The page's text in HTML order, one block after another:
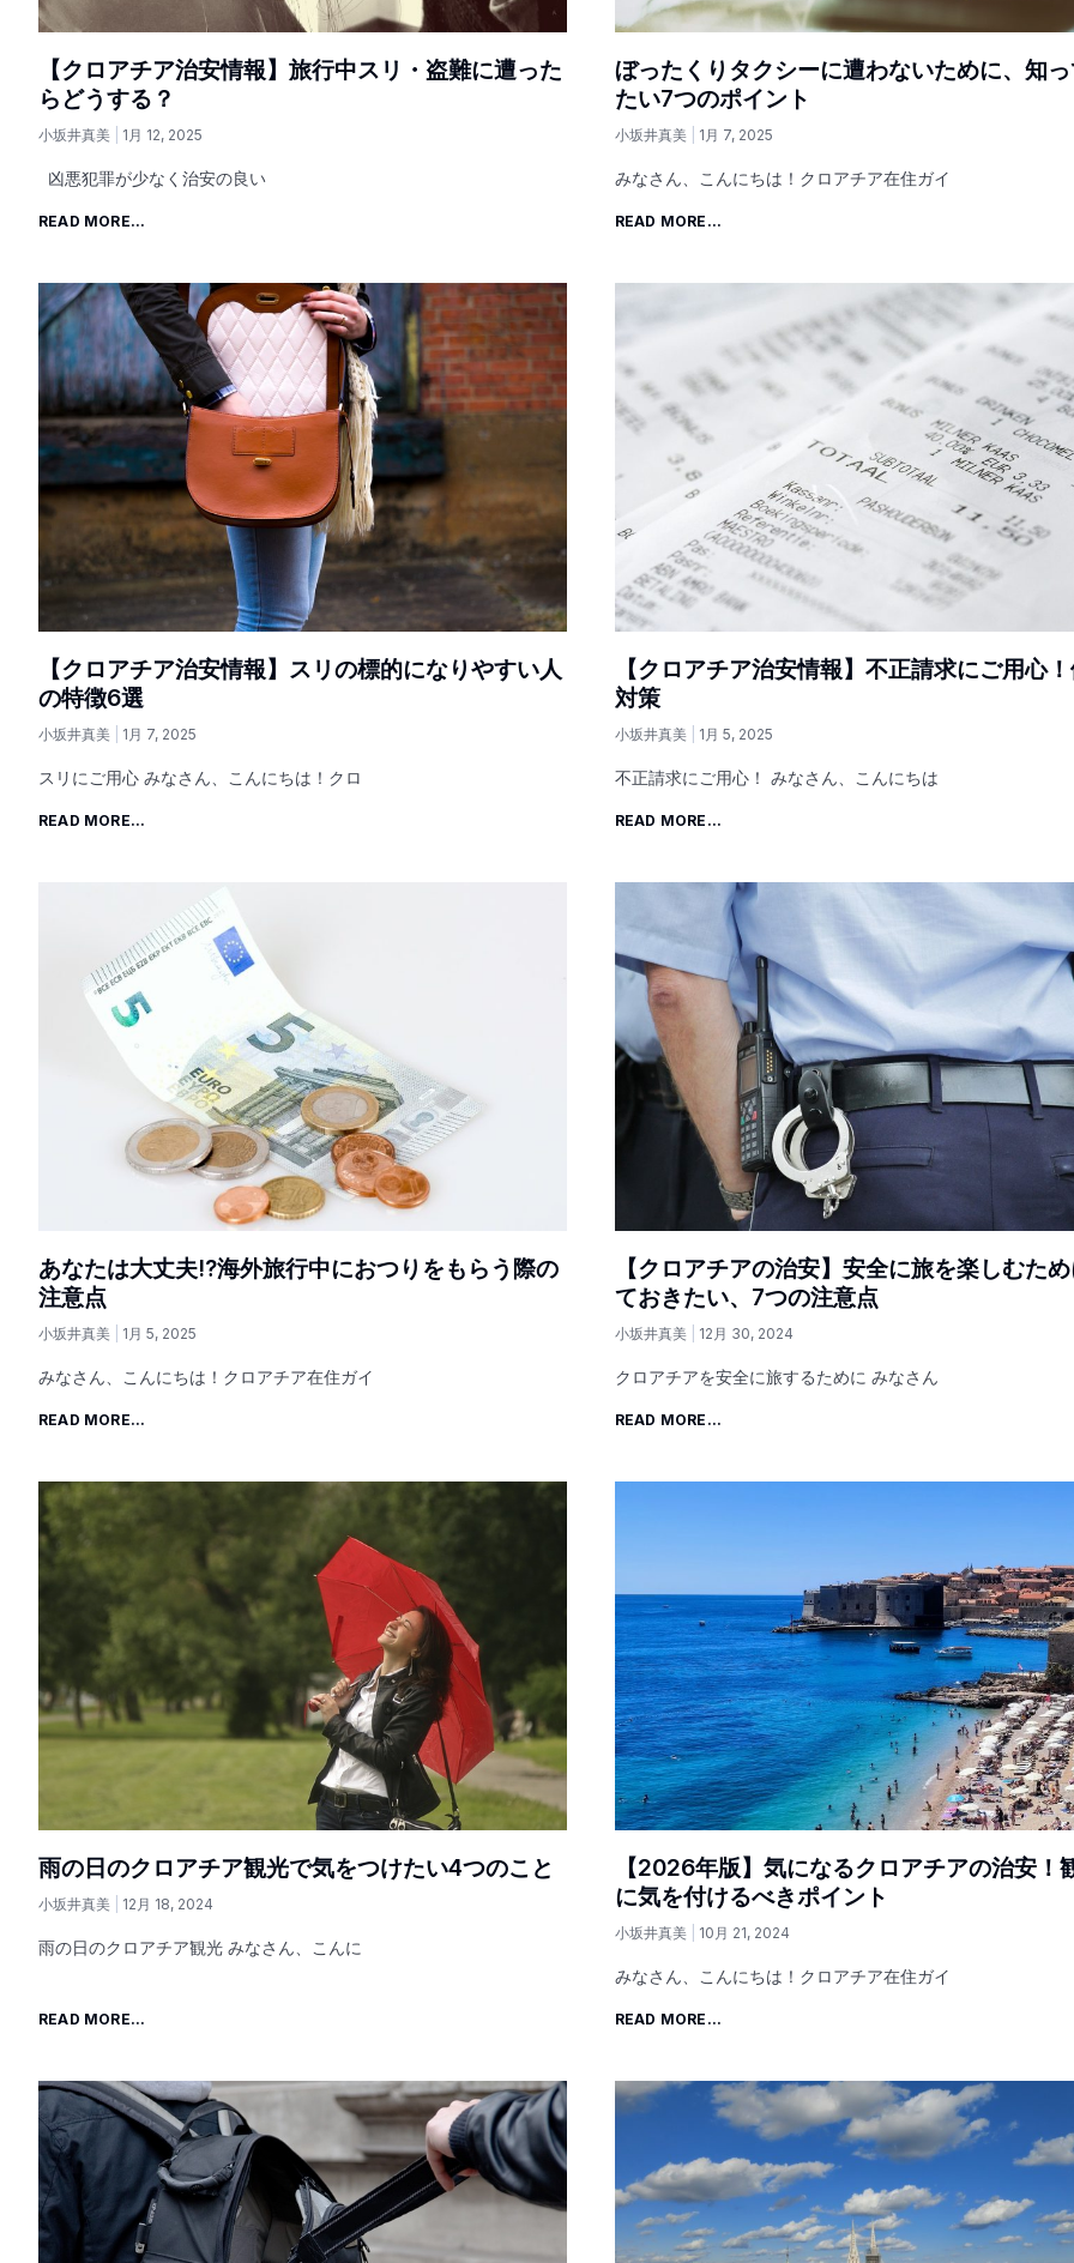
【クロアチア治安情報】旅行中スリ・盗難に遭った
らどうする？
小坂井真美 1月 12, 2025
凶悪犯罪が少なく治安の良い
READ MORE...
ぼったくりタクシーに遭わないために、知
たい7つのポイント
小坂井真美 1月 7, 2025
みなさん、こんにちは！クロアチア在住ガイ
READ MORE...
【クロアチア治安情報】スリの標的になりやすい人
の特徴6選
小坂井真美 1月 7, 2025
スリにご用心 みなさん、こんにちは！クロ
READ MORE...
【クロアチア治安情報】不正請求にご用心
対策
小坂井真美 1月 5, 2025
不正請求にご用心！ みなさん、こんにちは
READ MORE...
あなたは大丈夫!?海外旅行中におつりをもらう際の
注意点
小坂井真美 1月 5, 2025
みなさん、こんにちは！クロアチア在住ガイ
READ MORE...
【クロアチアの治安】安全に旅を楽しむた
ておきたい、7つの注意点
小坂井真美 12月 30, 2024
クロアチアを安全に旅するために みなさん
READ MORE...
雨の日のクロアチア観光で気をつけたい4つのこと
小坂井真美 12月 18, 2024
雨の日のクロアチア観光 みなさん、こんに
READ MORE...
【2026年版】気になるクロアチアの治安！
に気を付けるべきポイント
小坂井真美 10月 21, 2024
みなさん、こんにちは！クロアチア在住ガイ
READ MORE...